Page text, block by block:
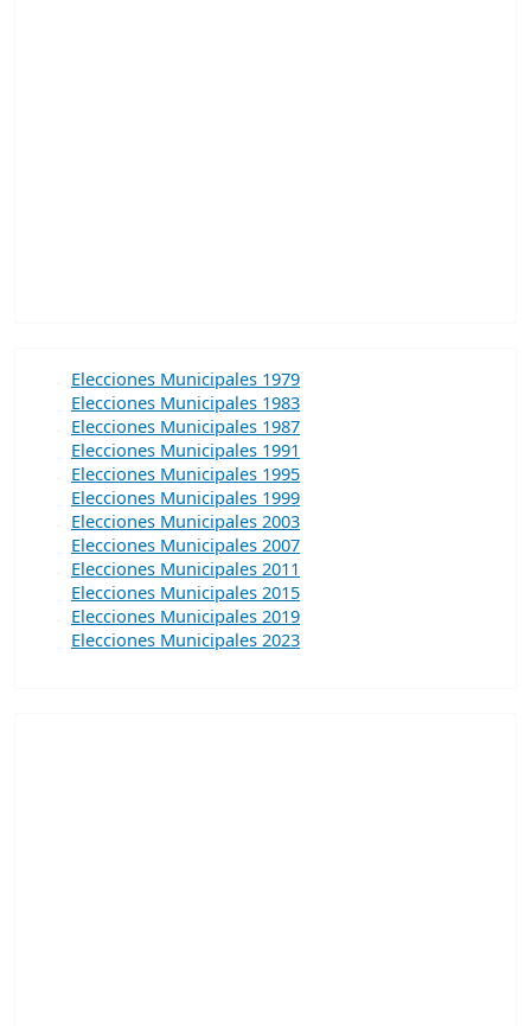
Elecciones Municipales 1979
Elecciones Municipales 1983
Elecciones Municipales 1987
Elecciones Municipales 1991
Elecciones Municipales 1995
Elecciones Municipales 1999
Elecciones Municipales 2003
Elecciones Municipales 2007
Elecciones Municipales 2011
Elecciones Municipales 2015
Elecciones Municipales 2019
Elecciones Municipales 2023